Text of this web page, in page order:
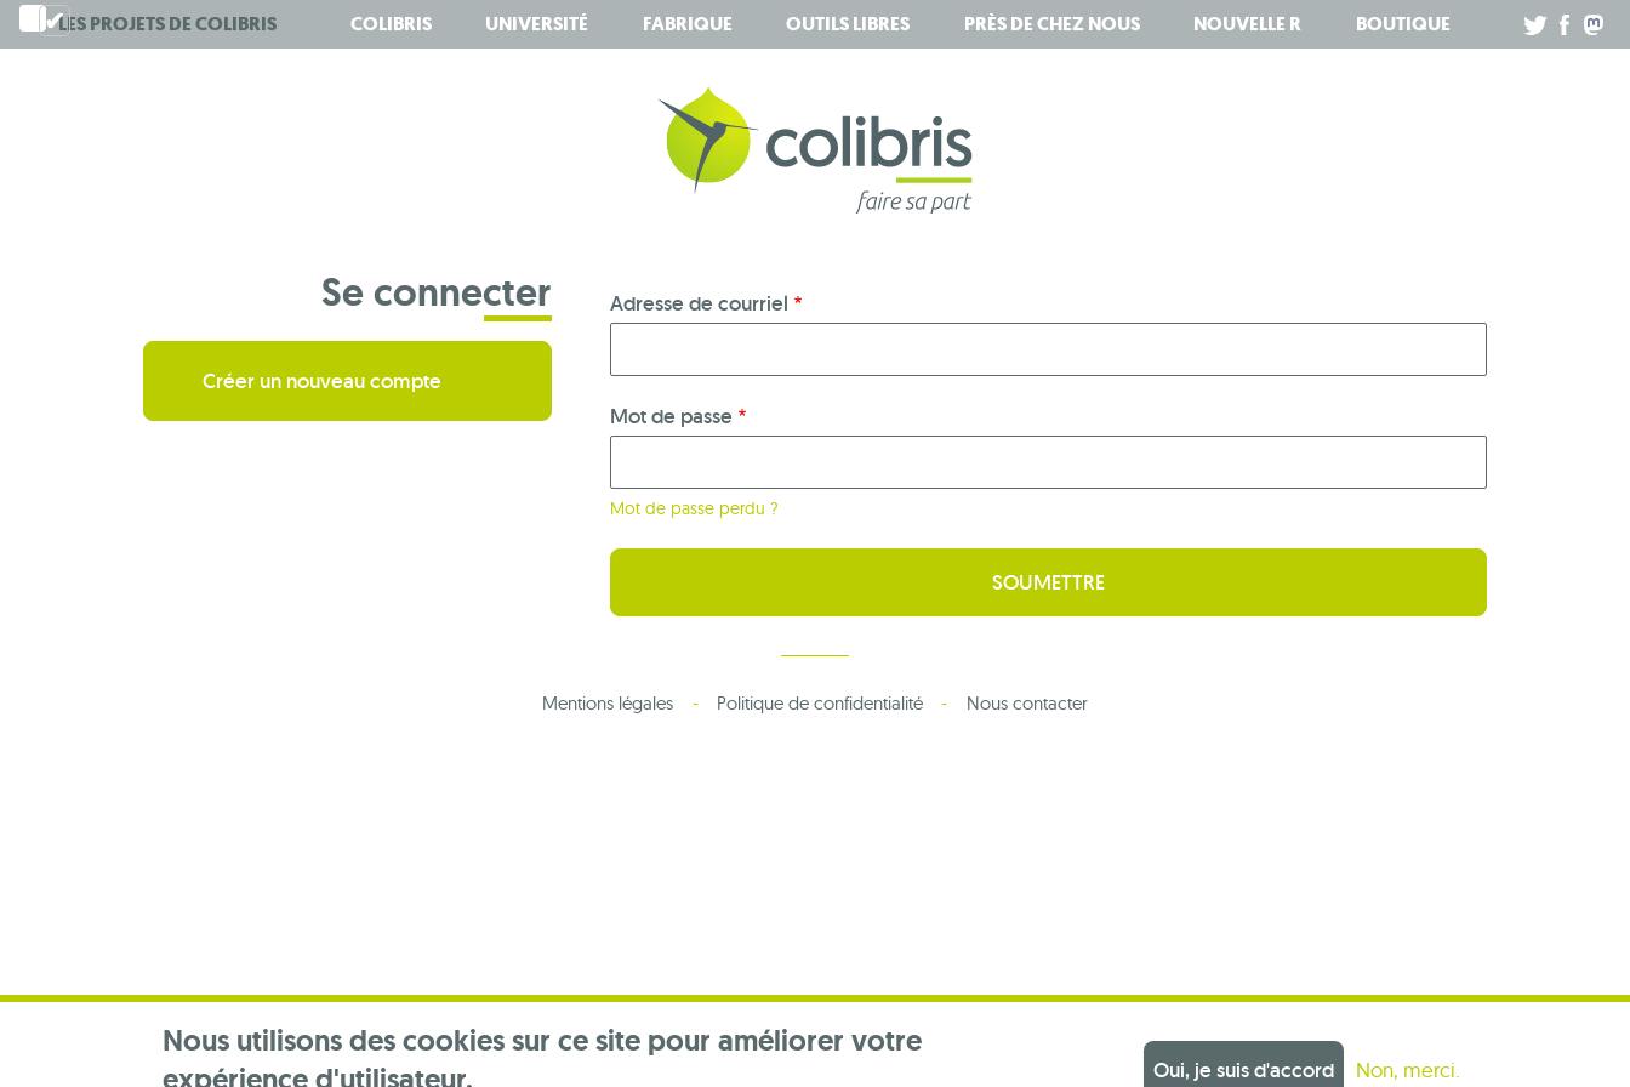
Nous utilisons des cookies sur ce site pour améliorer votre
expérience d'utilisateur.
Oui, je suis d'accord Non, merci.
LES PROJETS DECOLIBRIS COLIBRIS UNIVERSITÉ FABRIQUE OUTILS LIBRES PRÈS DE CHEZ NOUS NOUVELLE R BOUTIQUE
Se connecter
Créer un nouveau compte
Adresse de courriel
Mot de passe
Mot de passe perdu ?
Mentions légales Politique de confidentialité Nous contacter